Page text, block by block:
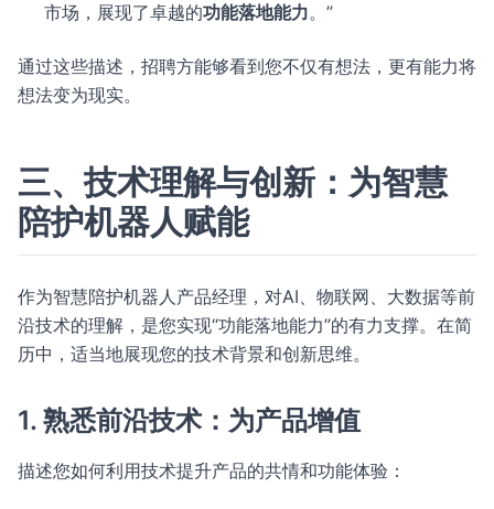
市场，展现了卓越的功能落地能力。”
通过这些描述，招聘方能够看到您不仅有想法，更有能力将
想法变为现实。
三、技术理解与创新：为智慧
陪护机器人赋能
作为智慧陪护机器人产品经理，对AI、物联网、大数据等前
沿技术的理解，是您实现“功能落地能力”的有力支撑。在简
历中，适当地展现您的技术背景和创新思维。
1. 熟悉前沿技术：为产品增值
描述您如何利用技术提升产品的共情和功能体验：